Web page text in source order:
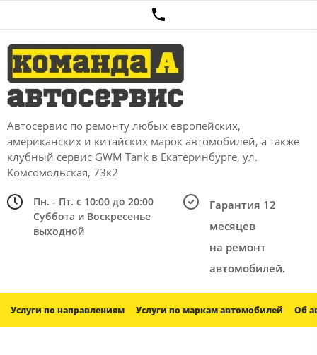
Автосервис по ремонту любых европейских,
американских и китайских марок автомобилей, а также
клубный сервис GWM Tank в Екатеринбурге, ул.
Комсомольская, 73к2
Пн. - Пт. с 10:00 до 20:00
Суббота и Воскресенье
выходной
Гарантия 12
месяцев
на ремонт
автомобилей.
Услуги по направлениям Услуги по маркам автомобилей Об